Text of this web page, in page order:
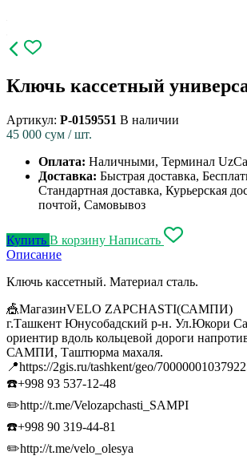
Ключь кассетный
Артикул: P-0159551 В наличии
45 000 сум / шт.
Оплата: Наличными, Терминал
Доставка: Быстрая доставка,
Стандартная доставка, Курьерская
почтой, Самовывоз
Купить В корзину Написать
Описание
Ключь кассетный. Материал сталь.
🎪МагазинVELO ZAPCHASTI(САМПИ)
г.Ташкент Юнусобадский р-н. Ул.Юкори
ориентир вдоль кольцевой дороги
САМПИ, Таштюрма махаля.
📍https://2gis.ru/tashkent/geo/
☎️+998 93 537-12-48
✏️http://t.me/Velozapchasti_SAMPI
☎️+998 90 319-44-81
✏️http://t.me/velo_olesya